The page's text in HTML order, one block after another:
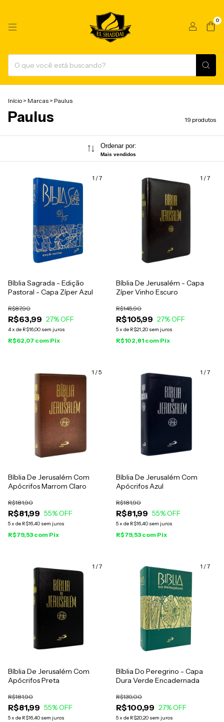
0
Início > Marcas > Paulus
Paulus 19 produtos
Ordenar por:
Mais vendidos
1 /7
Bíblia Sagrada - Edição
Pastoral - Capa Zíper Azul
R$63,99
R$87,90
27% OFF
4x de R$16,00 sem juros
R$62,07 com Pix
1 /7
Bíblia De Jerusalém - Capa
Zíper Vinho Escuro
R$105,99
R$145,90
27% OFF
5x de R$21,20 sem juros
R$102,81 com Pix
1 /5
Bíblia De Jerusalém Com
Apócrifos Marrom Claro
R$81,99
R$181,90
55% OFF
5x de R$16,40 sem juros
R$79,53 com Pix
1 /7
Bíblia De Jerusalém Com
Apócrifos Azul
R$81,99
R$181,90
55% OFF
5x de R$16,40 sem juros
R$79,53 com Pix
1 /7
Bíblia De Jerusalém Com
Apócrifos Preta
R$81,99
R$181,90
55% OFF
5x de R$16,40 sem juros
1 /7
Bíblia Do Peregrino - Capa
Dura Verde Encadernada
R$100,99
R$139,00
27% OFF
5x de R$20,20 sem juros